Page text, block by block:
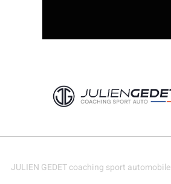
JULIEN GEDET coaching sport automobile